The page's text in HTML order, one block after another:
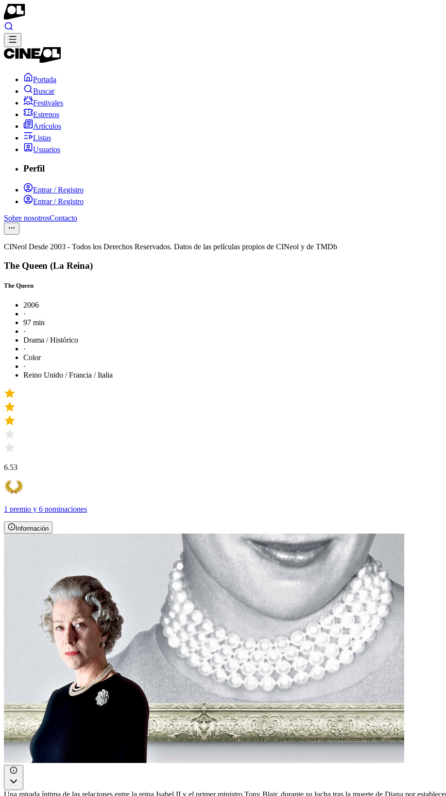
Portada
Buscar
Festivales
Estrenos
Artículos
Listas
Usuarios
Perfil
Entrar / Registro
Entrar / Registro
Sobre nosotrosContacto
CINeol Desde 2003 - Todos los Derechos Reservados. Datos de las películas propios de CINeol y de TMDb
The Queen (La Reina)
The Queen
2006
·
97 min
·
Drama / Histórico
·
Color
·
Reino Unido / Francia / Italia
6.53
1 premio y 6 nominaciones
Información
Una mirada íntima de las relaciones entre la reina Isabel II y el primer ministro Tony Blair, durante su lucha tras la muerte de Diana por